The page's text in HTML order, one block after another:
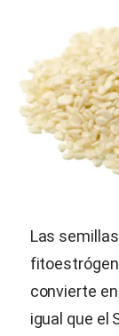
Las
convierte
igual que el